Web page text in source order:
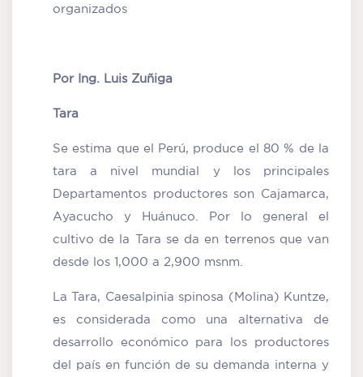
organizados
Por Ing. Luis Zuñiga
Tara
Se estima que el Perú, produce el 80 % de la
tara a nivel mundial y los principales
Departamentos productores son Cajamarca,
Ayacucho y Huánuco. Por lo general el
cultivo de la Tara se da en terrenos que van
desde los 1,000 a 2,900 msnm.
La Tara, Caesalpinia spinosa (Molina) Kuntze,
es considerada como una alternativa de
desarrollo económico para los productores
del país en función de su demanda interna y